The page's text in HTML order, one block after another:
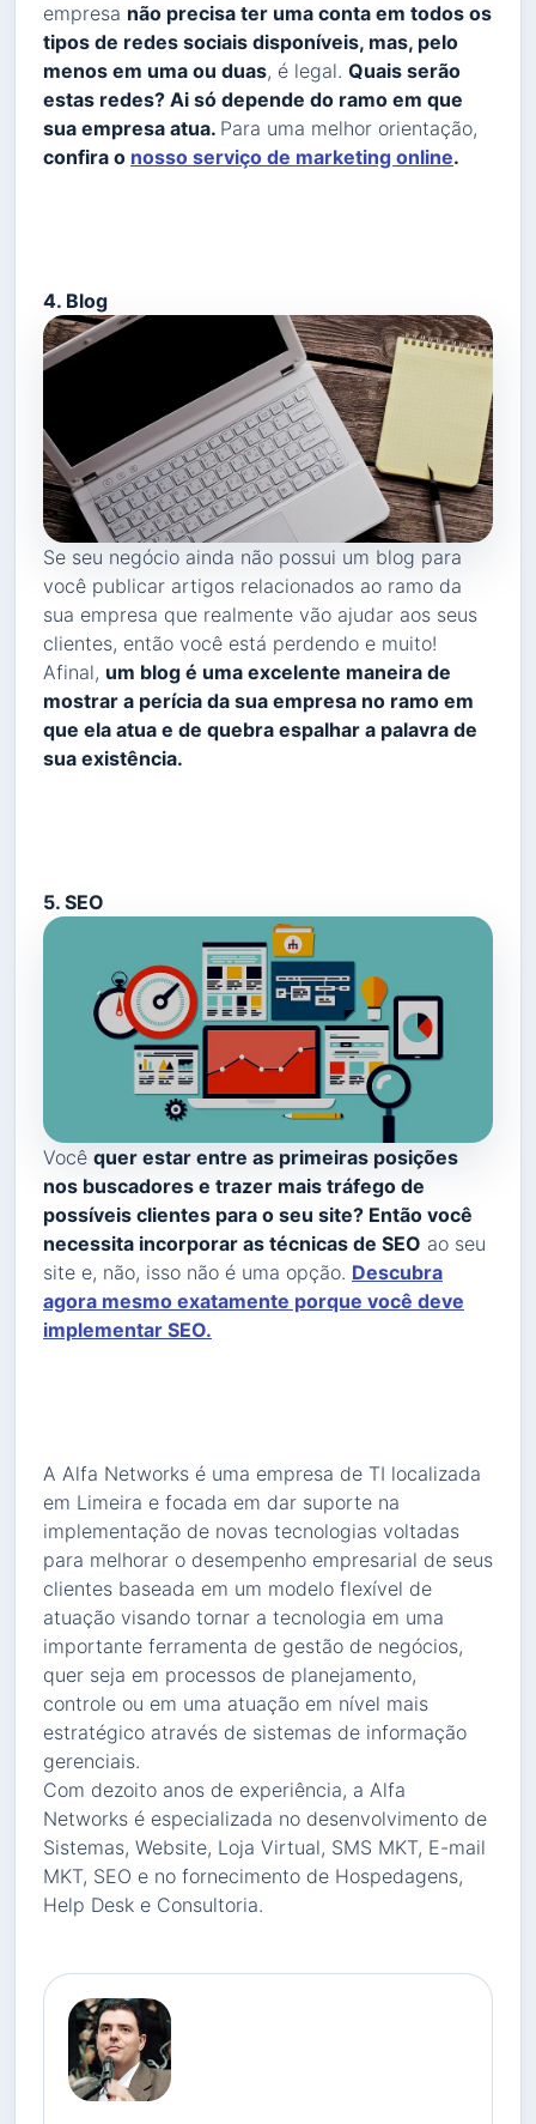
empresa não precisa ter uma conta em todos os
tipos de redes sociais disponíveis, mas, pelo
menos em uma ou duas, é legal. Quais serão
estas redes? Ai só depende do ramo em que
sua empresa atua. Para uma melhor orientação,
confira o nosso serviço de marketing online.
4. Blog
Se seu negócio ainda não possui um blog para
você publicar artigos relacionados ao ramo da
sua empresa que realmente vão ajudar aos seus
clientes, então você está perdendo e muito!
Afinal, um blog é uma excelente maneira de
mostrar a perícia da sua empresa no ramo em
que ela atua e de quebra espalhar a palavra de
sua existência.
5. SEO
Você quer estar entre as primeiras posições
nos buscadores e trazer mais tráfego de
possíveis clientes para o seu site? Então você
necessita incorporar as técnicas de SEO ao seu
site e, não, isso não é uma opção. Descubra
agora mesmo exatamente porque você deve
implementar SEO.
A Alfa Networks é uma empresa de TI localizada
em Limeira e focada em dar suporte na
implementação de novas tecnologias voltadas
para melhorar o desempenho empresarial de seus
clientes baseada em um modelo flexível de
atuação visando tornar a tecnologia em uma
importante ferramenta de gestão de negócios,
quer seja em processos de planejamento,
controle ou em uma atuação em nível mais
estratégico através de sistemas de informação
gerenciais.
Com dezoito anos de experiência, a Alfa
Networks é especializada no desenvolvimento de
Sistemas, Website, Loja Virtual, SMS MKT, E-mail
MKT, SEO e no fornecimento de Hospedagens,
Help Desk e Consultoria.